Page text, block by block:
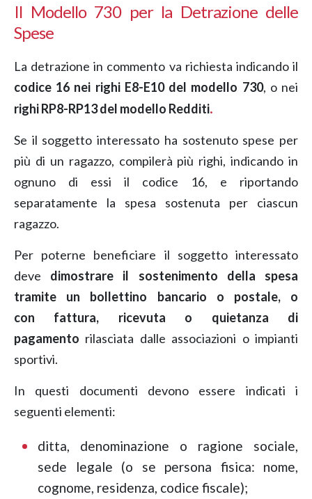
Il Modello 730 per la Detrazione delle
Spese
La detrazione in commento va richiesta indicando il
codice 16 nei righi E8-E10 del modello 730, o nei
righi RP8-RP13 del modello Redditi.
Se il soggetto interessato ha sostenuto spese per
più di un ragazzo, compilerà più righi, indicando in
ognuno di essi il codice 16, e riportando
separatamente la spesa sostenuta per ciascun
ragazzo.
Per poterne beneficiare il soggetto interessato
deve dimostrare il sostenimento della spesa
tramite un bollettino bancario o postale, o
con fattura, ricevuta o quietanza di
pagamento rilasciata dalle associazioni o impianti
sportivi.
In questi documenti devono essere indicati i
seguenti elementi:
ditta, denominazione o ragione sociale,
sede legale (o se persona fisica: nome,
cognome, residenza, codice fiscale);